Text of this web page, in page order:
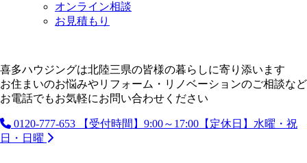
オンライン相談
お見積もり
喜多ハウジングは北陸三県の皆様の暮らしに寄り添います
お住まいのお悩みやリフォーム・リノベーションのご相談など
お電話でもお気軽にお問い合わせください
0120-777-653
【受付時間】9:00～17:00【定休日】水曜・祝
日・日曜